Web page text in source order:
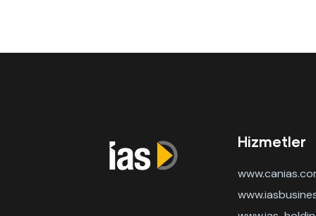
Hizmetler